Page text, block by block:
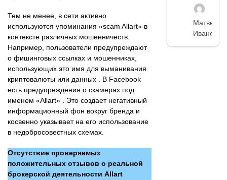
Тем не менее, в сети активно
используются упоминания «scam Allart» в
контексте различных мошенничеств.
Например, пользователи предупреждают
о фишинговых ссылках и мошенниках,
использующих это имя для выманивания
криптовалюты или данных . В Facebook
есть предупреждения о скамерах под
именем «Allart» . Это создает негативный
информационный фон вокруг бренда и
косвенно указывает на его использование
в недобросовестных схемах.
Отсутствие проверяемых
положительных отзывов о реальной
брокерской деятельности Allart
Матвей
Иванов